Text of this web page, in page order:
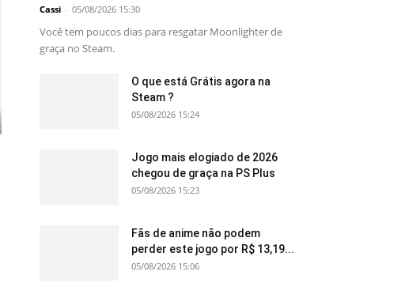
Cassi - 05/08/2026 15:30
Você tem poucos dias para resgatar Moonlighter de
graça no Steam.
O que está Grátis agora na
Steam ?
05/08/2026 15:24
Jogo mais elogiado de 2026
chegou de graça na PS Plus
05/08/2026 15:23
Fãs de anime não podem
perder este jogo por R$ 13,19...
05/08/2026 15:06